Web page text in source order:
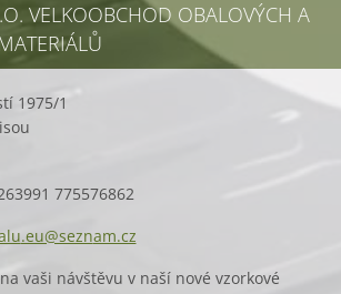
VELKOOBCHOD OBALOVÝCH A
1975/1
775576862
.eu@seznam.cz
vaši návštěvu v naší nové vzorkové